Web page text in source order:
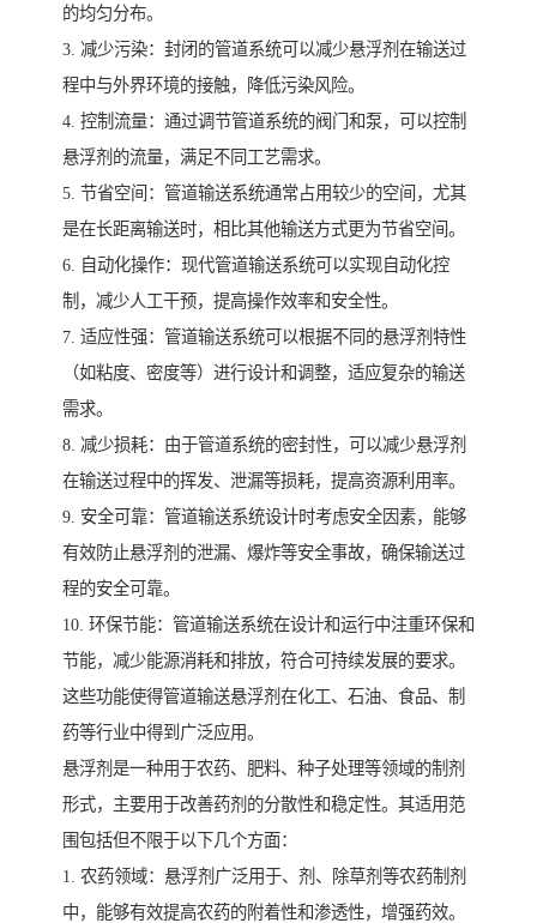
的均匀分布。
3. 减少污染：封闭的管道系统可以减少悬浮剂在输送过
程中与外界环境的接触，降低污染风险。
4. 控制流量：通过调节管道系统的阀门和泵，可以控制
悬浮剂的流量，满足不同工艺需求。
5. 节省空间：管道输送系统通常占用较少的空间，尤其
是在长距离输送时，相比其他输送方式更为节省空间。
6. 自动化操作：现代管道输送系统可以实现自动化控
制，减少人工干预，提高操作效率和安全性。
7. 适应性强：管道输送系统可以根据不同的悬浮剂特性
（如粘度、密度等）进行设计和调整，适应复杂的输送
需求。
8. 减少损耗：由于管道系统的密封性，可以减少悬浮剂
在输送过程中的挥发、泄漏等损耗，提高资源利用率。
9. 安全可靠：管道输送系统设计时考虑安全因素，能够
有效防止悬浮剂的泄漏、爆炸等安全事故，确保输送过
程的安全可靠。
10. 环保节能：管道输送系统在设计和运行中注重环保和
节能，减少能源消耗和排放，符合可持续发展的要求。
这些功能使得管道输送悬浮剂在化工、石油、食品、制
药等行业中得到广泛应用。
悬浮剂是一种用于农药、肥料、种子处理等领域的制剂
形式，主要用于改善药剂的分散性和稳定性。其适用范
围包括但不限于以下几个方面：
1. 农药领域：悬浮剂广泛用于、剂、除草剂等农药制剂
中，能够有效提高农药的附着性和渗透性，增强药效。